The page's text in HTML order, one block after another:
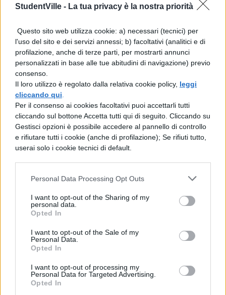
StudentVille - La tua privacy è la nostra priorità
Questo sito web utilizza cookie: a) necessari (tecnici) per
l'uso del sito e dei servizi annessi; b) facoltativi (analitici e di
profilazione, anche di terze parti, per mostrarti annunci
personalizzati in base alle tue abitudini di navigazione) previo
consenso.
Il loro utilizzo è regolato dalla relativa cookie policy, leggi
cliccando qui
Per il consenso ai cookies facoltativi puoi accettarli tutti
cliccando sul bottone Accetta tutti qui di seguito. Cliccando su
Gestisci opzioni è possibile accedere al pannello di controllo
e rifiutare tutti i cookie (anche di profilazione); Se rifiuti tutto,
userai solo i cookie tecnici di default.
Personal Data Processing Opt Outs
I want to opt-out of the Sharing of my
personal data.
Opted In
I want to opt-out of the Sale of my
Personal Data.
Opted In
I want to opt-out of processing my
Personal Data for Targeted Advertising.
Opted In
Inserendo il
minuti avrai unaschiuma compatta e
vellutata. Potrai inserire liquidi fino a un
massimo di400 ml. Possiede uncavo di 1
metro, avvolgibile alla base, per risparmiare
spazio e tenere tutto in ordine. Il
contenitore è in acciaio inossidabile
rimovibile, in questo modo potrai
pulirlo
Goditi il risveglio perfetto con un
cappuccino come se fossi al bar. Ora puoi
approfittare anche dello sconto di Amazon.